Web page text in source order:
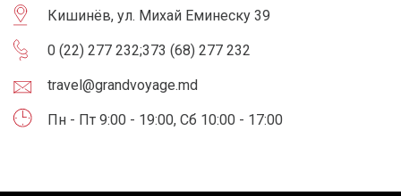
Кишинёв, ул. Михай Еминеску 39
0 (22) 277 232;373 (68) 277 232
travel@grandvoyage.md
Пн - Пт 9:00 - 19:00, Сб 10:00 - 17:00